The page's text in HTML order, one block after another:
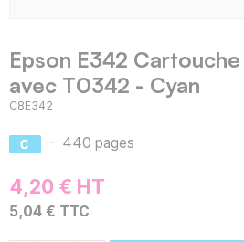
Epson E342
avec T0342 - Cyan
C8E342
- 440 pages
4,20 € HT
5,04 € TTC